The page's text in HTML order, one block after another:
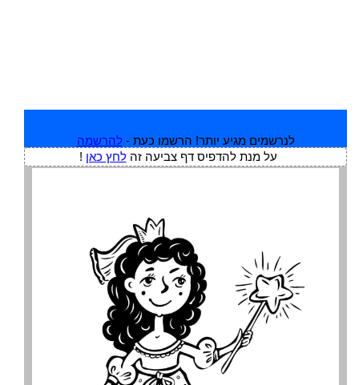
לנרשמים מגיע יותר! הרשמו כעת - להרשמה
על מנת להדפיס דף צביעה זהלחץ כאן !